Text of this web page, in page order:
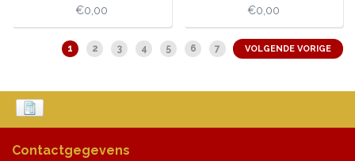
€0,00 €0,00
1 2 3 4 5 6 7 VOLGENDE VORIGE
Contactgegevens